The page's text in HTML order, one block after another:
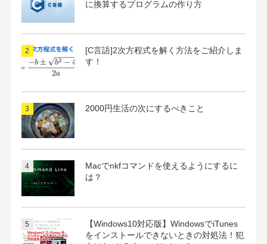
に換算するプログラムの作り方
[C言語]2次方程式を解く方法をご紹介しま
す！
2000円生活の次にするべきこと
Macでnkfコマンドを使えるようにするに
は？
【Windows10対応版】WindowsでiTunes
をインストールできないときの対処法！犯